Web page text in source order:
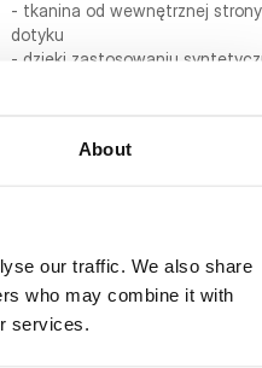
About
our traffic. We also share
who may combine it with
services.
- tkanina od wewnętrznej
dotyku
- dzięki zastosowaniu
- wzmocnione mocne
- okrągły żebrowany dekolt
- od wewnętrznej strony
- duży naszyty napis PITBULL
- okrągła naszywka na lewym
- do połączenia tkanin
płaskie i odporne na rozerwania
- skład materiału: 60%